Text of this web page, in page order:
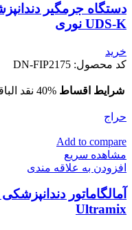
UDS-K نوری
خرید
کد محصول: DN-FIP2175
شرایط اقساط 40% نقد الباقی 3 فقره چک
حراج
Add to compare
مشاهده سریع
افزودن به علاقه مندی
آمالگاماتور
Ultramix